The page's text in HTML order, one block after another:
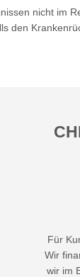
nicht im
den
Für
Wir
wir im